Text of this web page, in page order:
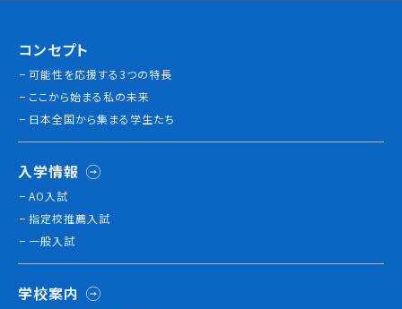
コンセプト
可能性を応援する3つの特長
ここから始まる私の未来
日本全国から集まる学生たち
入学情報
AO入試
指定校推薦入試
一般入試
学校案内